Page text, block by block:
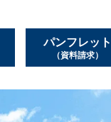
パンフレット
（資料請求）